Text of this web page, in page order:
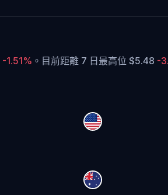
-1.51% 。 目前距離 7 日最高位 $5.48 -